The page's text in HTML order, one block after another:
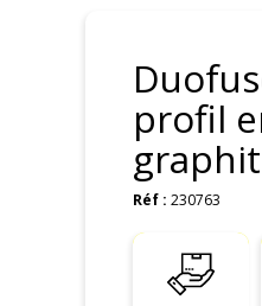
profil
Réf : 230763